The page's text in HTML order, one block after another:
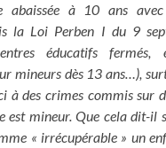
abaissée à 10 ans avec
la Loi Perben I du 9
éducatifs fermés,
mineurs dès 13 ans…),
à des crimes commis sur
est mineur. Que cela dit-il
« irrécupérable » un